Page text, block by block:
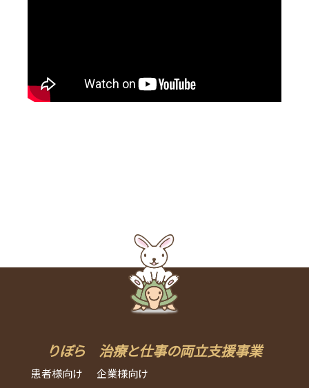
りぼら 治療と仕事の両立支援事業
患者様向け
企業様向け